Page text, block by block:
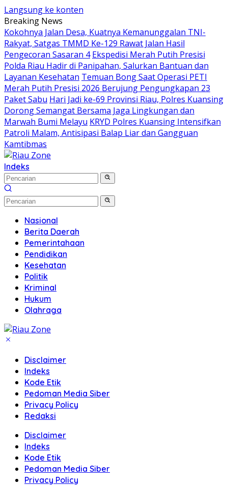
Langsung ke konten
Breaking News
Kokohnya Jalan Desa, Kuatnya Kemanunggalan TNI-
Rakyat, Satgas TMMD Ke-129 Rawat Jalan Hasil
Pengecoran Sasaran 4 Ekspedisi Merah Putih Presisi
Polda Riau Hadir di Panipahan, Salurkan Bantuan dan
Layanan Kesehatan Temuan Bong Saat Operasi PETI
Merah Putih Presisi 2026 Berujung Pengungkapan 23
Paket Sabu Hari Jadi ke-69 Provinsi Riau, Polres Kuansing
Dorong Semangat Bersama Jaga Lingkungan dan
Marwah Bumi Melayu KRYD Polres Kuansing Intensifkan
Patroli Malam, Antisipasi Balap Liar dan Gangguan
Kamtibmas
Indeks
Nasional
Berita Daerah
Pemerintahaan
Pendidikan
Kesehatan
Politik
Kriminal
Hukum
Olahraga
Disclaimer
Indeks
Kode Etik
Pedoman Media Siber
Privacy Policy
Redaksi
Disclaimer
Indeks
Kode Etik
Pedoman Media Siber
Privacy Policy